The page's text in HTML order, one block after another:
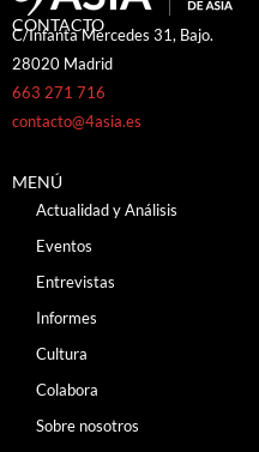
CONTACTO
C/Infanta Mercedes 31, Bajo.
28020 Madrid
663 271 716
contacto@4asia.es
MENÚ
Actualidad y Análisis
Eventos
Entrevistas
Informes
Cultura
Colabora
Sobre nosotros